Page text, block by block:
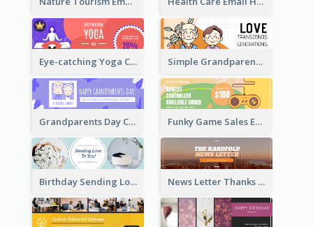
Eye-catching Yoga Classes Discount Design Simple Grandparents Day Quote Email Header
Grandparents Day Celebration Email Header Funky Game Sales Email Header Design
Birthday Sending Love To You Email Header News Letter Thanks For Your Subscribe Email Header